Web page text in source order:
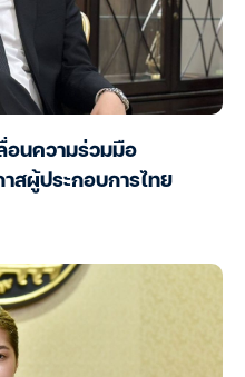
อนความร่วมมือ
สผู้ประกอบการไทย